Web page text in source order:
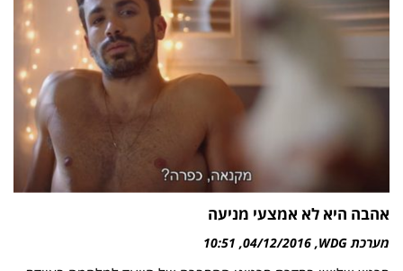
אהבה היא לא אמצעי מניעה
מערכת WDG 04/12/2016
10:51